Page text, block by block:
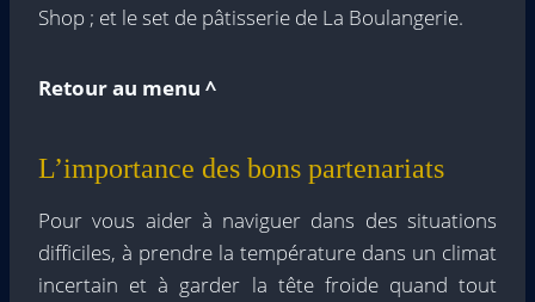
Shop ; et le set de pâtisserie de La Boulangerie.
Retour au menu ^
L’importance des bons partenariats
Pour vous aider à naviguer dans des situations
difficiles, à prendre la température dans un climat
incertain et à garder la tête froide quand tout